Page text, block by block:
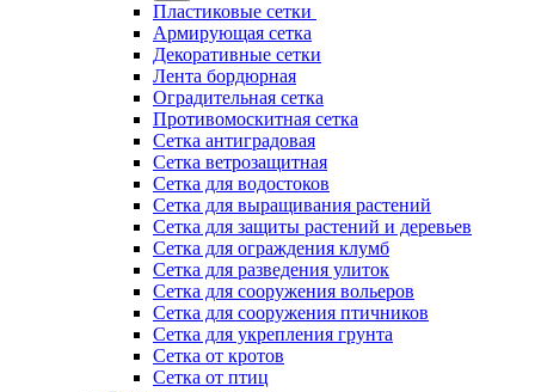
Пластиковые сетки
Армирующая сетка
Декоративные сетки
Лента бордюрная
Оградительная сетка
Противомоскитная сетка
Сетка антиградовая
Сетка ветрозащитная
Сетка для водостоков
Сетка для выращивания растений
Сетка для защиты растений и деревьев
Сетка для ограждения клумб
Сетка для разведения улиток
Сетка для сооружения вольеров
Сетка для сооружения птичников
Сетка для укрепления грунта
Сетка от кротов
Сетка от птиц